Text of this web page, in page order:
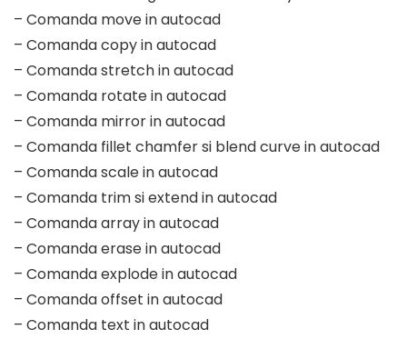
– Comanda move in autocad
– Comanda copy in autocad
– Comanda stretch in autocad
– Comanda rotate in autocad
– Comanda mirror in autocad
– Comanda fillet chamfer si blend curve in autocad
– Comanda scale in autocad
– Comanda trim si extend in autocad
– Comanda array in autocad
– Comanda erase in autocad
– Comanda explode in autocad
– Comanda offset in autocad
– Comanda text in autocad